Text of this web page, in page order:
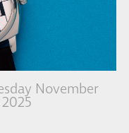
November
2025